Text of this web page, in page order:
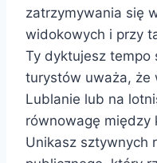
zatrzymywania się
widokowych i przy
Ty dyktujesz tempo
turystów uważa, że
Lublanie lub na
równowagę między
Unikasz sztywnych